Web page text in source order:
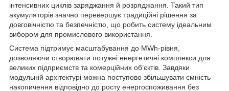
інтенсивних циклів заряджання й розряджання. Такий тип
акумуляторів значно перевершує традиційні рішення за
довговічністю та безпечністю, що робить систему ідеальним
вибором для промислового використання.
Система підтримує масштабування до MWh-рівня,
дозволяючи створювати потужні енергетичні комплекси для
великих підприємств та комерційних об’єктів. Завдяки
модульній архітектурі можна поступово збільшувати ємність
накопичення відповідно до росту енергоспоживання без